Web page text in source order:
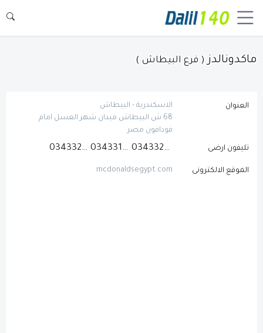
ماكدونالدز ( فرع البيطاش )
العنوان
الاسكندرية - البيطاش
68 ش البيطاش ميدان شهر العسل امام
فودافون مصر
تليفون ارضى 034332192
034331231
034332198
الموقع الالكترونى mcdonaldsegypt.com